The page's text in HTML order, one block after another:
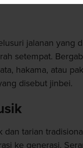
jalanan yang
setempat.
hakama, atau
disebut jinbei.
tarian
ke generasi.